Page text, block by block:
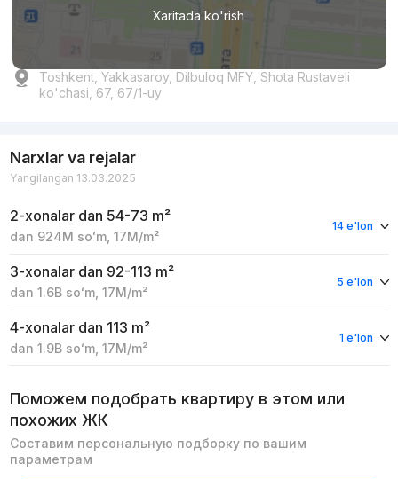
Xaritada ko'rish
Toshkent, Yakkasaroy, Dilbuloq MFY, Shota Rustaveli
ko'chasi, 67, 67/1-uy
Narxlar va rejalar
Yangilangan 13.03.2025
2-xonalar dan 54-73 m²
dan 924M soʻm, 17M/m²
14 e'lon
3-xonalar dan 92-113 m²
dan 1.6B soʻm, 17M/m²
5 e'lon
4-xonalar dan 113 m²
dan 1.9B soʻm, 17M/m²
1 e'lon
Поможем подобрать квартиру в этом или
похожих ЖК
Составим персональную подборку по вашим
параметрам